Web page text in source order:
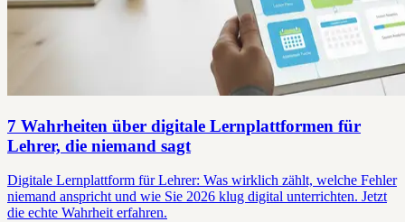
7 Wahrheiten über digitale Lernplattformen für
Lehrer, die niemand sagt
Digitale Lernplattform für Lehrer: Was wirklich zählt, welche Fehler
niemand anspricht und wie Sie 2026 klug digital unterrichten. Jetzt
die echte Wahrheit erfahren.